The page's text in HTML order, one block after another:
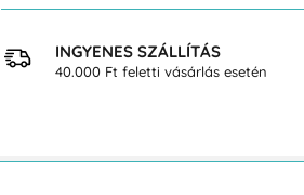
INGYENES SZÁLLÍTÁS
40.000 Ft feletti vásárlás esetén